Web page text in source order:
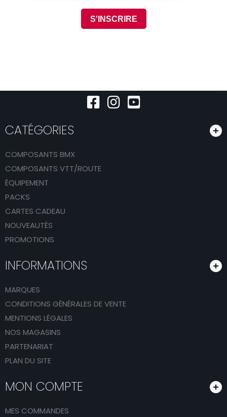
CATÉGORIES
COMPOSANTS BMX
COMPOSANTS VTT/ROUTE
ÉQUIPEMENT
PACKS
CARTES CADEAU
NOUVEAUTÉS
PROMOTIONS
INFORMATIONS
MARQUES
CONDITIONS GÉNÉRALES DE VENTE
MENTIONS LÉGALES
NOS MAGASINS
PARTENARIAT
PLAN DU SITE
MON COMPTE
MES COMMANDES